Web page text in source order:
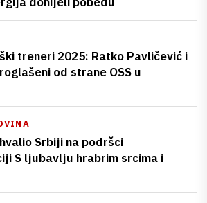
treneri 2025: Ratko Pavličević i
od strane OSS u
Srbiji na podršci
S ljubavlju hrabrim srcima i